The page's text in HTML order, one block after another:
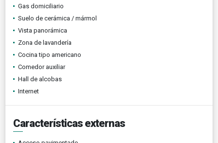
Gas domiciliario
Suelo de cerámica / mármol
Vista panorámica
Zona de lavandería
Cocina tipo americano
Comedor auxiliar
Hall de alcobas
Internet
Características externas